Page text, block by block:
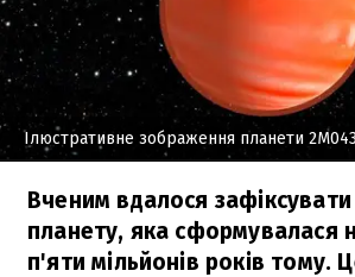
Ілюстративне зображення планети
Вченим вдалося
планету, яка сформувалася
п'яти мільйонів років тому.